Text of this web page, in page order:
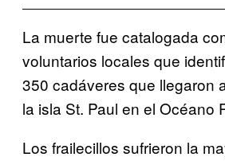
La muerte fue catalogada
voluntarios locales que
350 cadáveres que llegaron
la isla St. Paul en el Océano
Los frailecillos sufrieron la